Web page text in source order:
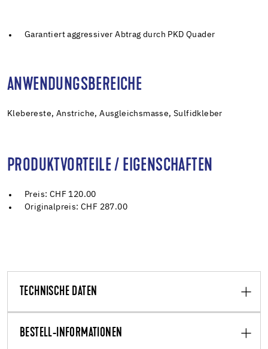
Garantiert aggressiver Abtrag durch PKD Quader
ANWENDUNGSBEREICHE
Klebereste, Anstriche, Ausgleichsmasse, Sulfidkleber
PRODUKTVORTEILE / EIGENSCHAFTEN
Preis: CHF 120.00
Originalpreis: CHF 287.00
TECHNISCHE DATEN
BESTELL-INFORMATIONEN